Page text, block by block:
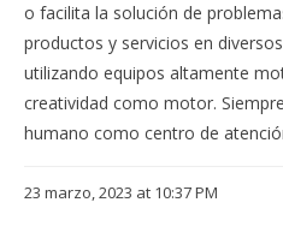
o facilita la solución de
productos y servicios en
utilizando equipos altamente
creatividad como motor.
humano como centro de
23 marzo, 2023 at 10:37 PM